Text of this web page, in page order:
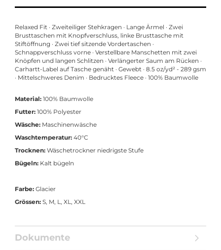
Relaxed Fit · Zweiteiliger Stehkragen · Lange Ärmel · Zwei
Brusttaschen mit Knopfverschluss, linke Brusttasche mit
Stiftöffnung · Zwei tief sitzende Vordertaschen ·
Schnappverschluss vorne · Verstellbare Manschetten mit zwei
Knöpfen und langen Schlitzen · Verlängerter Saum am Rücken ·
Carhartt-Label auf Tasche genäht · Gewebt · 8.5 oz/yd² - 289 gsm
· Mittelschweres Denim · Bedrucktes Fleece · 100% Baumwolle
Material: 100% Baumwolle
Futter: 100% Polyester
Wäsche: Maschinenwäsche
Waschtemperatur: 40°C
Trocknen: Wäschetrockner niedrigste Stufe
Bügeln: Kalt bügeln
Farbe: Glacier
Grössen: S, M, L, XL, XXL
Dokumente